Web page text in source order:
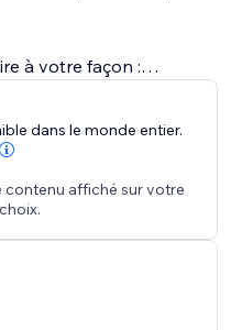
à votre façon :
si nécessaire
PDF.
clients ont envoyé
alertes en cas de non-
en toute
dans le monde entier.
affiché sur votre